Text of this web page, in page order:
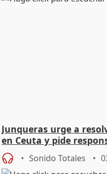
Junqueras urge a
en Ceuta y pide
Sonido Totales